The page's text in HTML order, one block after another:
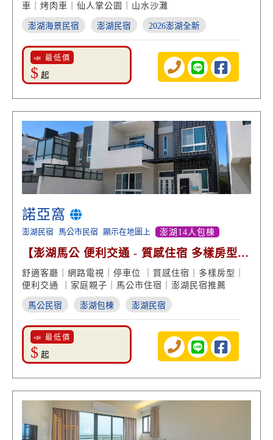
車｜烤肉車｜仙人掌公園｜山水沙灘
澎湖海景民宿 澎湖民宿 2026澎湖全新
📣 最低價
$ 起
諾亞窩
澎湖民宿 馬公市民宿 顯示在地圖上 澎湖14人包棟
【澎湖馬公 便利交通 - 質感住宿 多樣房型
接送服務】
舒適客廳｜網路電視｜停車位 ｜質感住宿｜多樣房型｜
便利交通 ｜家庭親子｜馬公市住宿｜澎湖民宿推薦
馬公民宿 澎湖包棟 澎湖民宿
📣 最低價
$ 起